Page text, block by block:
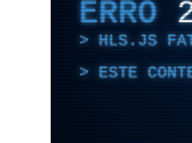
ERRO
HLS.JS
ESTE